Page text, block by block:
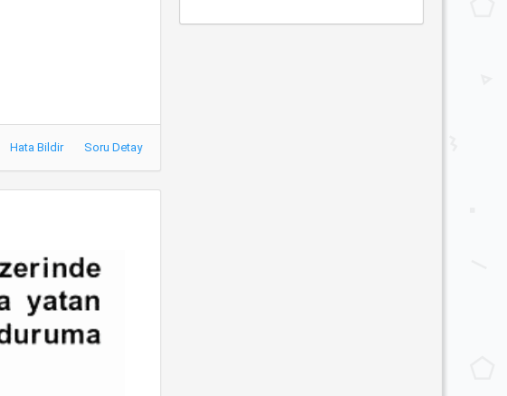
Hata Bildir Soru Detay